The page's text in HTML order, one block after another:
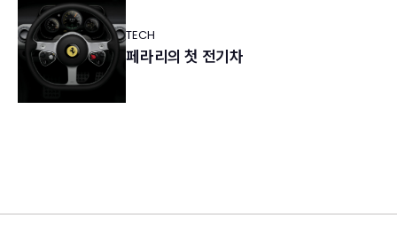
TECH
페라리의 첫 전기차